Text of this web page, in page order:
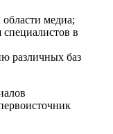
медиа;
специалистов в
различных баз